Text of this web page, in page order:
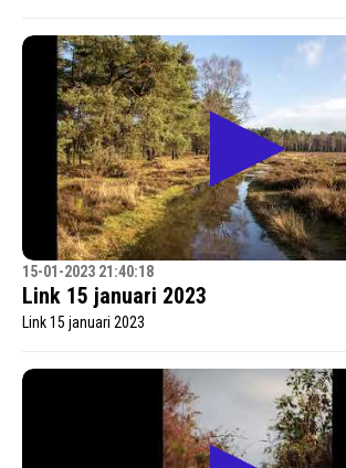
15-01-2023 21:40:18
Link 15 januari 2023
Link 15 januari 2023